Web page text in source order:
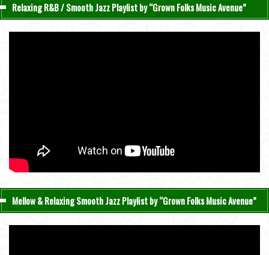
Relaxing R&B / Smooth Jazz Playlist by “Grown Folks Music Avenue”
Mellow & Relaxing Smooth Jazz Playlist by “Grown Folks Music Avenue”